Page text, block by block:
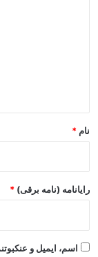
نام *
رایانامه (نامه برقی) *
اسم، ایمیل و